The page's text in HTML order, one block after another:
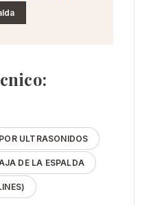
ULTRASONIDOS
DE LA ESPALDA